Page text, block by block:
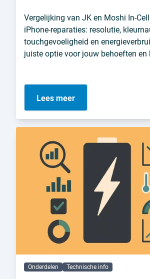
Vergelijking van JK en Moshi In-
iPhone-reparaties: resolutie,
touchgevoeligheid en
juiste optie voor jouw behoeften en
Lees meer
Onderdelen Technische info